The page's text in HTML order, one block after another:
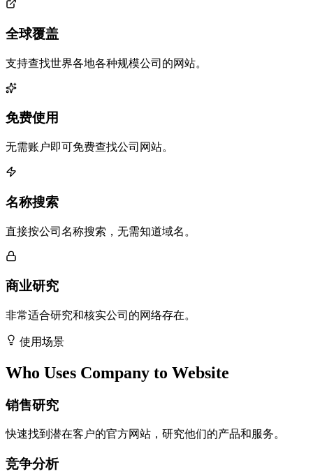
全球覆盖
支持查找世界各地各种规模公司的网站。
免费使用
无需账户即可免费查找公司网站。
名称搜索
直接按公司名称搜索，无需知道域名。
商业研究
非常适合研究和核实公司的网络存在。
使用场景
Who Uses Company to Website
销售研究
快速找到潜在客户的官方网站，研究他们的产品和服务。
竞争分析